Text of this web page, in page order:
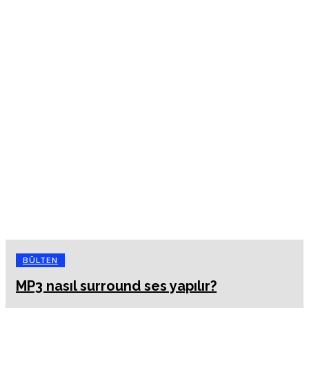
BÜLTEN
MP3 nasıl surround ses yapılır?